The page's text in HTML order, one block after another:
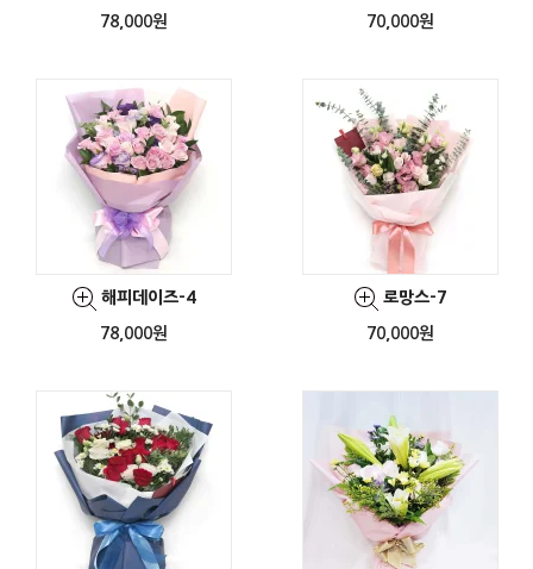
78,000원 70,000원
해피데이즈-4
78,000원
로망스-7
70,000원